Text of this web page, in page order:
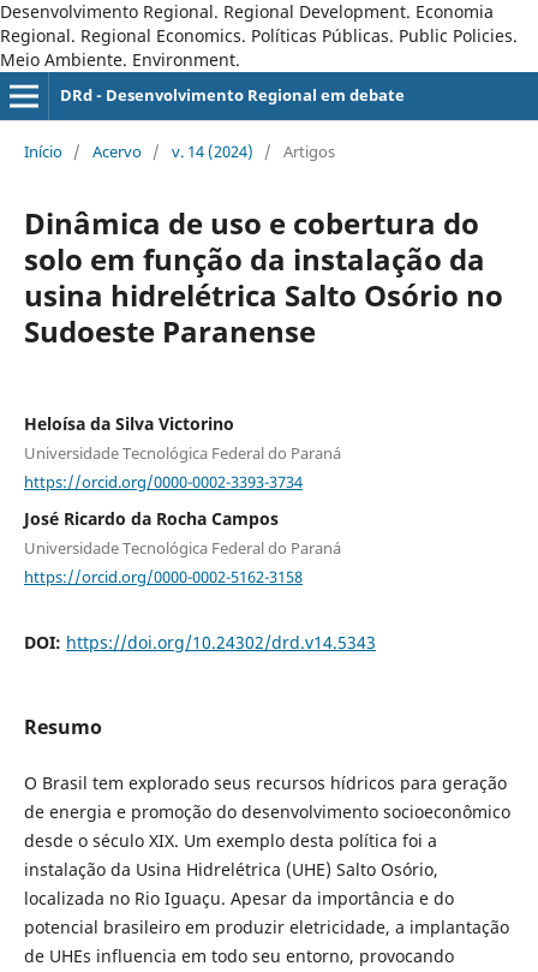
Desenvolvimento Regional. Regional Development. Economia
Regional. Regional Economics. Políticas Públicas. Public Policies.
Meio Ambiente. Environment.
DRd - Desenvolvimento Regional em debate
Início / Acervo / v. 14 (2024) / Artigos
Dinâmica de uso e cobertura do
solo em função da instalação da
usina hidrelétrica Salto Osório no
Sudoeste Paranense
Heloísa da Silva Victorino
Universidade Tecnológica Federal do Paraná
https://orcid.org/0000-0002-3393-3734
José Ricardo da Rocha Campos
Universidade Tecnológica Federal do Paraná
https://orcid.org/0000-0002-5162-3158
DOI: https://doi.org/10.24302/drd.v14.5343
Resumo
O Brasil tem explorado seus recursos hídricos para geração
de energia e promoção do desenvolvimento socioeconômico
desde o século XIX. Um exemplo desta política foi a
instalação da Usina Hidrelétrica (UHE) Salto Osório,
localizada no Rio Iguaçu. Apesar da importância e do
potencial brasileiro em produzir eletricidade, a implantação
de UHEs influencia em todo seu entorno, provocando